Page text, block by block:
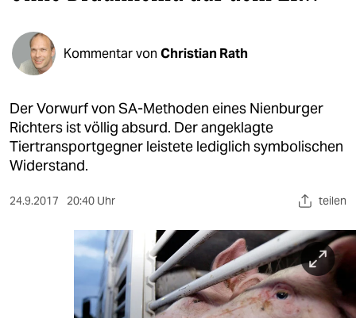
öko
gesellschaft
kultur
sport
Kommentar von Christian Rath
Der Vorwurf von SA-Methoden eines Nienburger
Richters ist völlig absurd. Der angeklagte
Tiertransportgegner leistete lediglich symbolischen
Widerstand.
24.9.2017 20:40 Uhr teilen